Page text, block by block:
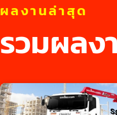
ผลงานล่าสุด
รวมผลง